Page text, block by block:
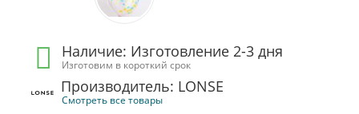
Наличие: Изготовление 2-3 дня
Изготовим в короткий срок
Производитель: LONSE
Смотреть все товары